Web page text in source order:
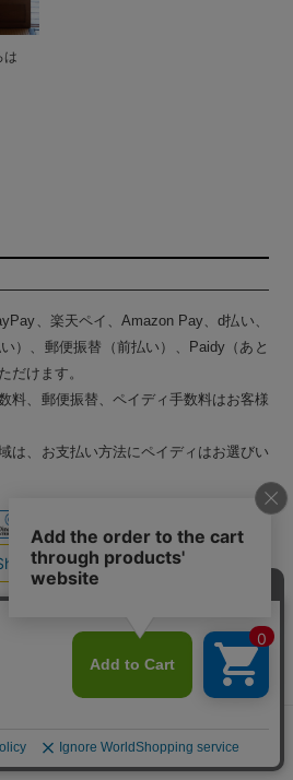
は
、楽天ペイ、Amazon Pay、d払い、
）、郵便振替（前払い）、Paidy（あと
だけます。
料、郵便振替、ペイディ手数料はお客様
は、お支払い方法にペイディはお選びい
品となります。
でに最長で1週間（5営業日）程のお時
す。
お困りごとはございますか？
貼り方を見る 障子アソート
よくあるご質問 ご利用ガイド